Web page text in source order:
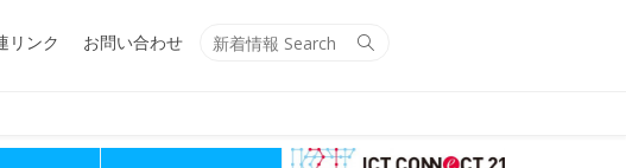
Search
リンク お問い合わせ